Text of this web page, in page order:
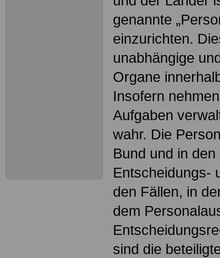
genannte
einzurichten.
unabhängige
Organe
Insofern
Aufgaben
wahr. Die
Bund und in
Entscheidungs-
den Fällen, in
dem
sind die